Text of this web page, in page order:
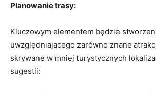
Planowanie trasy:
Kluczowym elementem będzie
uwzględniającego zarówno znane
skrywane w mniej turystycznych
sugestii: